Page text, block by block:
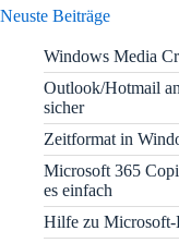
Neuste Beiträge
Windows Media
Outlook/Hotmail
sicher
Zeitformat in
Microsoft 365
es einfach
Hilfe zu Microsoft-